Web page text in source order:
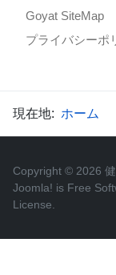
Goyat SiteMap
プライバシーポ
現在地: ホーム
Copyright © 2026
Joomla! is Free
License.